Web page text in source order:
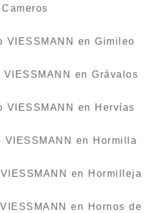
Cameros
VIESSMANN en Gimileo
en Grávalos
VIESSMANN en Hervías
en Hormilla
en Hormilleja
en Hornos de